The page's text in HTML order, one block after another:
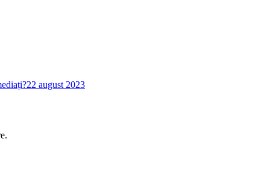
22 august 2023